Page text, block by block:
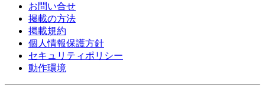
お問い合せ
掲載の方法
掲載規約
個人情報保護方針
セキュリティポリシー
動作環境